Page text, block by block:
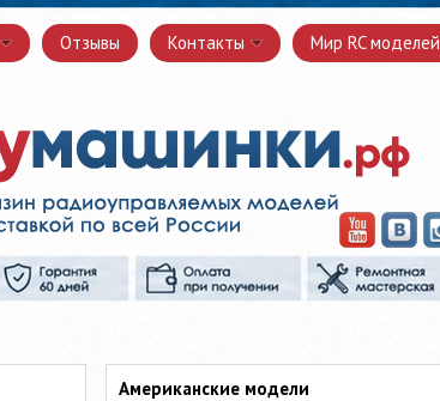
Отзывы Контакты Мир RC моделей
Американские модели